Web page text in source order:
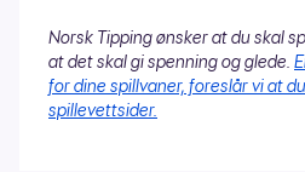
Norsk Tipping ønsker at du skal
at det skal gi spenning og glede.
for dine spillvaner, foreslår vi at
spillevettsider.